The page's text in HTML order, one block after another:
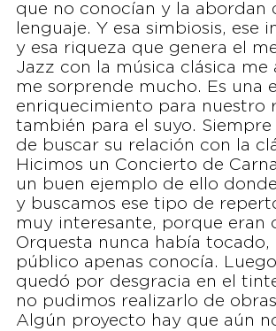
que no conocían y la abordan
lenguaje. Y esa simbiosis, ese
y esa riqueza que genera el
Jazz con la música clásica me
me sorprende mucho. Es una
enriquecimiento para nuestro
también para el suyo.
de buscar su relación con la
Hicimos un Concierto de
un buen ejemplo de ello
y buscamos ese tipo de
muy interesante, porque eran
Orquesta nunca había tocado,
público apenas conocía.
quedó por desgracia en el
no pudimos realizarlo de
Algún proyecto hay que aún